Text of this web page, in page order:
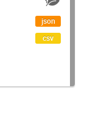
json
csv